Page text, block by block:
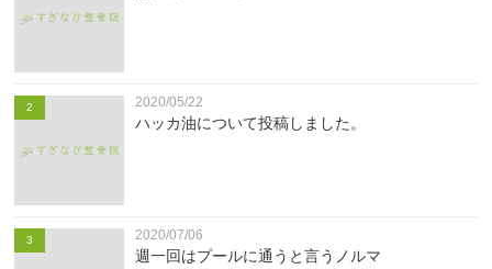
2 2020/05/22
ハッカ油について投稿しました。
3 2020/07/06
週一回はプールに通うと言うノルマ